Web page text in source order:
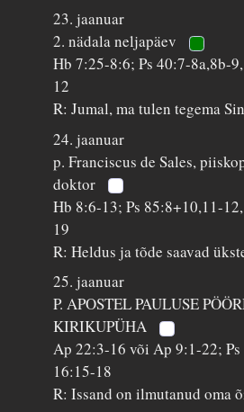
23. jaanuar
2. nädala neljapäev
Hb 7:25-8:6; Ps 40:7-8a,8b-
12
R: Jumal, ma tulen tegema
24. jaanuar
p. Franciscus de Sales,
doktor
Hb 8:6-13; Ps 85:8+10,11-
19
R: Heldus ja tõde saavad
25. jaanuar
P. APOSTEL PAULUSE
KIRIKUPÜHA
Ap 22:3-16 või Ap 9:1-22;
16:15-18
R: Issand on ilmutanud oma